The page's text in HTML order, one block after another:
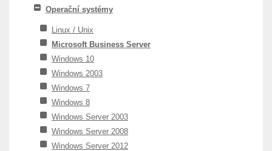
Operační systémy
Linux / Unix
Microsoft Business Server
Windows 10
Windows 2003
Windows 7
Windows 8
Windows Server 2003
Windows Server 2008
Windows Server 2012